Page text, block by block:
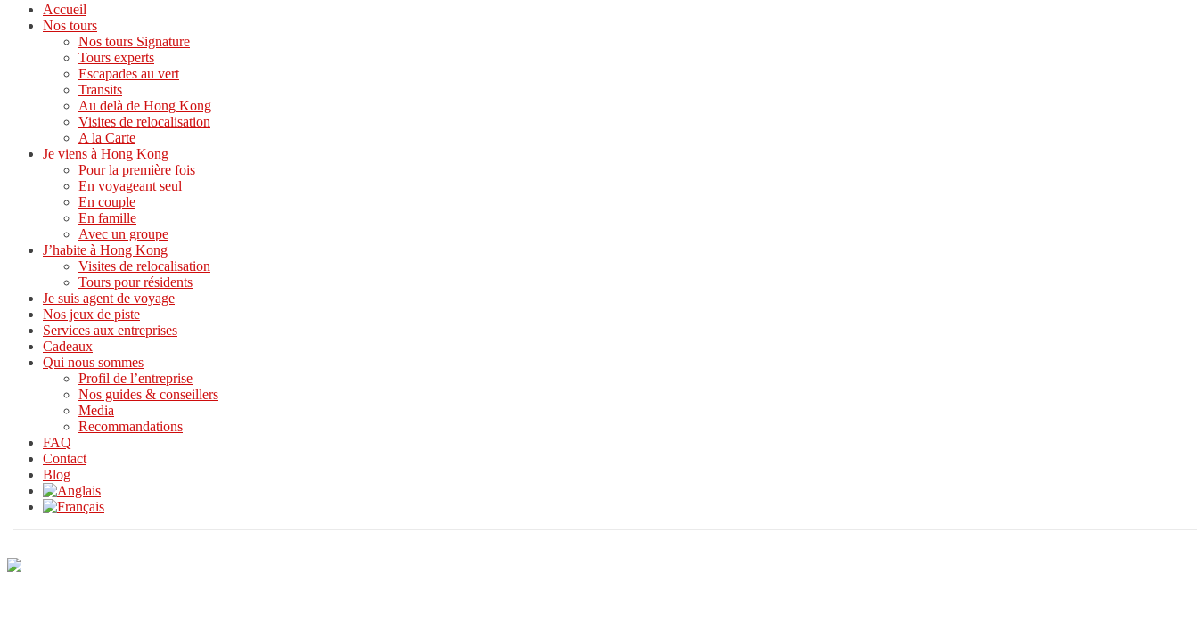
Accueil
Nos tours
Nos tours Signature
Tours experts
Escapades au vert
Transits
Au delà de Hong Kong
Visites de relocalisation
A la Carte
Je viens à Hong Kong
Pour la première fois
En voyageant seul
En couple
En famille
Avec un groupe
J’habite à Hong Kong
Visites de relocalisation
Tours pour résidents
Je suis agent de voyage
Nos jeux de piste
Services aux entreprises
Cadeaux
Qui nous sommes
Profil de l’entreprise
Nos guides & conseillers
Media
Recommandations
FAQ
Contact
Blog